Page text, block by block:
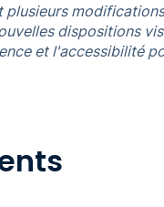
dispositions
et l'accessibilité